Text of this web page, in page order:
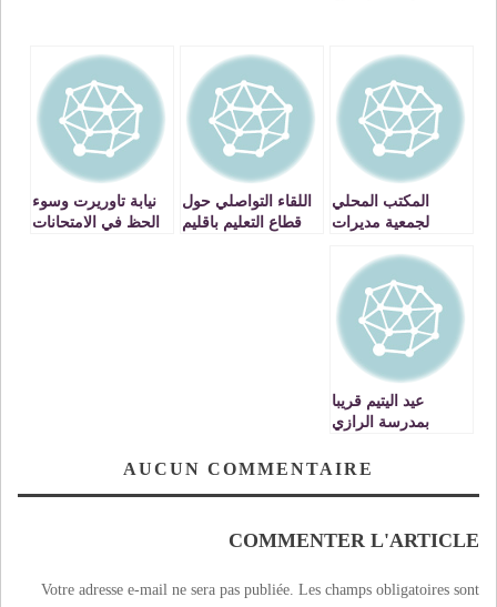
المكتب المحلي
لجمعية مديرات
الابتدائي بتاوريرت
يعقد جمعا عاما
اللقاء التواصلي حول
قطاع التعليم باقليم
نيابة تاوريرت وسوء
الحظ في الامتحانات
عيد اليتيم قريبا
بمدرسة الرازي
AUCUN COMMENTAIRE
COMMENTER L'ARTICLE
Votre adresse e-mail ne sera pas publiée. Les champs obligatoires sont